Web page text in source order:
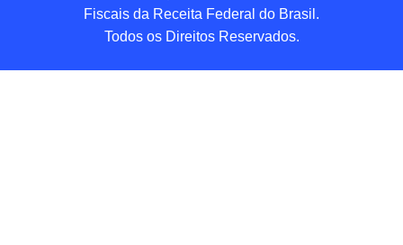
Fiscais da Receita Federal do Brasil.
Todos os Direitos Reservados.